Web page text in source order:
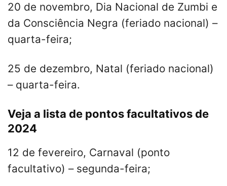
20 de novembro, Dia Nacional de Zumbi e
da Consciência Negra (feriado nacional) –
quarta-feira;
25 de dezembro, Natal (feriado nacional)
– quarta-feira.
Veja a lista de pontos facultativos de
2024
12 de fevereiro, Carnaval (ponto
facultativo) – segunda-feira;